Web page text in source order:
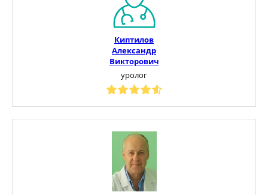
Киптилов
Александр
Викторович
уролог